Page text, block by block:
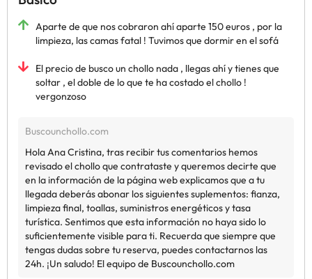
Aparte de que nos cobraron ahí aparte 150 euros , por la
limpieza, las camas fatal ! Tuvimos que dormir en el sofá
El precio de busco un chollo nada , llegas ahí y tienes que
soltar , el doble de lo que te ha costado el chollo !
vergonzoso